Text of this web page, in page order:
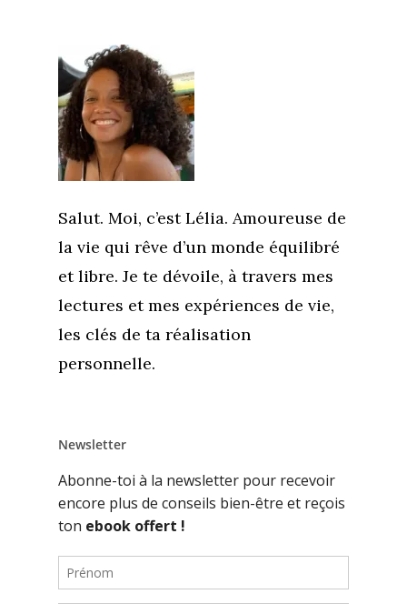
Salut. Moi, c’est Lélia. Amoureuse de
la vie qui rêve d’un monde équilibré
et libre. Je te dévoile, à travers mes
lectures et mes expériences de vie,
les clés de ta réalisation
personnelle.
Newsletter
Accueil
Commence ici